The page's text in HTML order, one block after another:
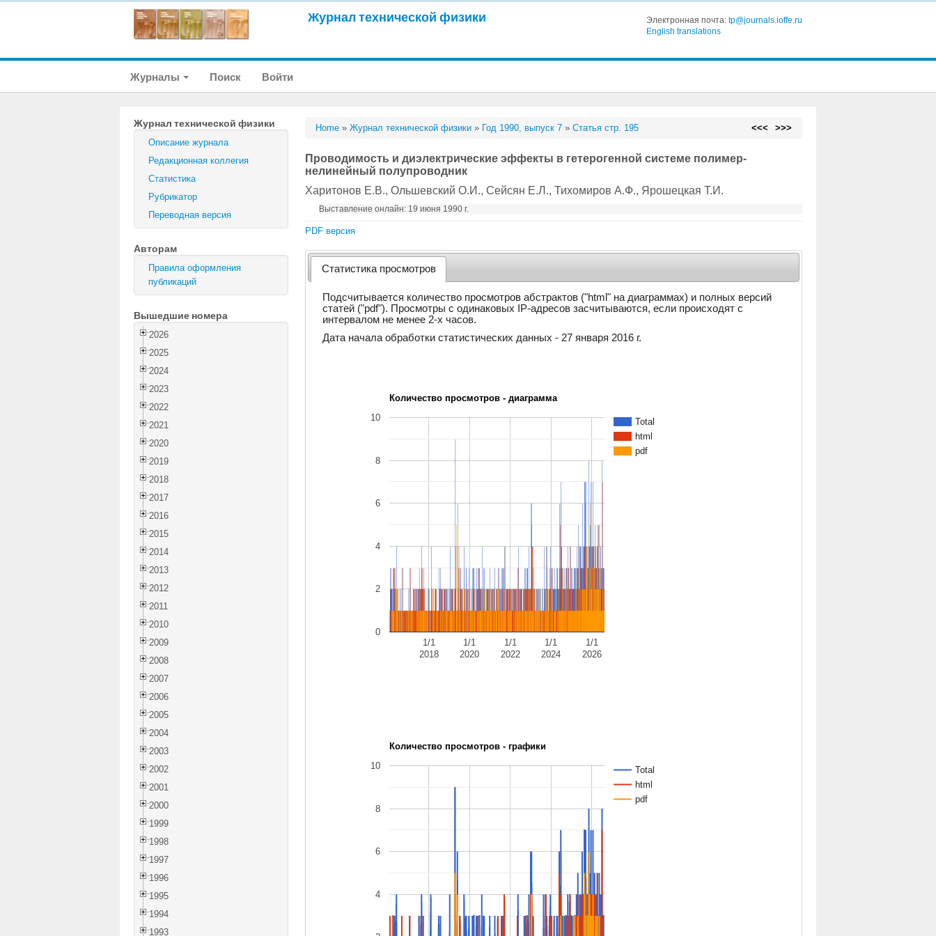
Журнал технической физики Электронная почта: tp@journals.ioffe.ru
English translations
Журналы Поиск Войти
Журнал технической физики
Описание журнала
Редакционная коллегия
Статистика
Рубрикатор
Переводная версия
Авторам
Правила оформления
публикаций
Вышедшие номера
2026
2025
2024
2023
2022
2021
2020
2019
2018
2017
2016
2015
2014
2013
2012
2011
2010
2009
2008
2007
2006
2005
2004
2003
2002
2001
2000
1999
1998
1997
1996
1995
1994
1993
Home »Журнал технической физики » Год 1990, выпуск 7 »Статья стр. 195 <<< >>>
Проводимость и диэлектрические эффекты в гетерогенной системе полимер-
нелинейный полупроводник
Харитонов Е.В., Ольшевский О.И., Сейсян Е.Л., Тихомиров А.Ф., Ярошецкая Т.И.
Выставление онлайн: 19 июня 1990 г.
PDF версия
Статистика просмотров
Подсчитывается количество просмотров абстрактов ("html" на диаграммах) и полных версий
статей ("pdf"). Просмотры с одинаковых IP-адресов засчитываются, если происходят с
интервалом не менее 2-х часов.
Дата начала обработки статистических данных - 27 января 2016 г.
Количество просмотров - диаграмма
Total
html
pdf
1/1
2018
1/1
2020
1/1
2022
1/1
2024
1/1
2026
0
2
4
6
8
10
Количество просмотров - графики
Total
html
pdf
4
6
8
10